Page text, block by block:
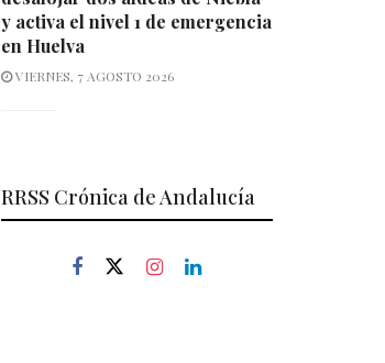
y activa el nivel 1 de emergencia
en Huelva
VIERNES, 7 AGOSTO 2026
RRSS Crónica de Andalucía